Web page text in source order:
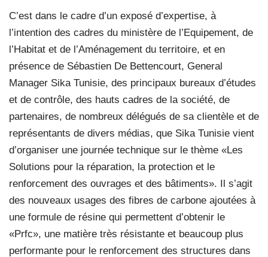
C’est dans le cadre d’un exposé d’expertise, à
l’intention des cadres du ministère de l’Equipement, de
l’Habitat et de l’Aménagement du territoire, et en
présence de Sébastien De Bettencourt, General
Manager Sika Tunisie, des principaux bureaux d’études
et de contrôle, des hauts cadres de la société, de
partenaires, de nombreux délégués de sa clientèle et de
représentants de divers médias, que Sika Tunisie vient
d’organiser une journée technique sur le thème «Les
Solutions pour la réparation, la protection et le
renforcement des ouvrages et des bâtiments». Il s’agit
des nouveaux usages des fibres de carbone ajoutées à
une formule de résine qui permettent d’obtenir le
«Prfc», une matière très résistante et beaucoup plus
performante pour le renforcement des structures dans